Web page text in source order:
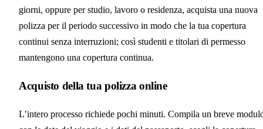
giorni, oppure per studio, lavoro o residenza, acquista una nuova
polizza per il periodo successivo in modo che la tua copertura
continui senza interruzioni; così studenti e titolari di permesso
mantengono una copertura continua.
Acquisto della tua polizza online
L’intero processo richiede pochi minuti. Compila un breve